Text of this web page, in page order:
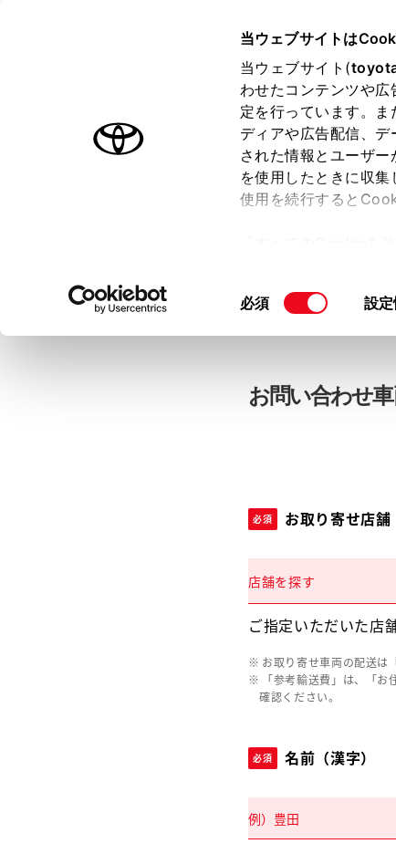
当ウェブサイトは
当ウェブサイト(
わせたコンテンツや
定を行っています。
ディアや広告配信、
された情報とユーザ
を使用したときに収
使用を続行すると
て」をご覧ください。
同
択
必須 設
は必須です。中古車：お問
お客さま情報の入力
お問い合わせ
必須 お取り寄せ店舗
店舗を探す
ご指定いただいた店
お取り寄せ車両の配送は
「参考輸送費」は、「
確認ください。
必須 名前（漢字）